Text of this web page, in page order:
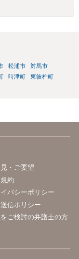
松浦市
対馬市
時津町
東彼杵町
・ご要望
約
バシーポリシー
信ポリシー
ご検討の弁護士の方